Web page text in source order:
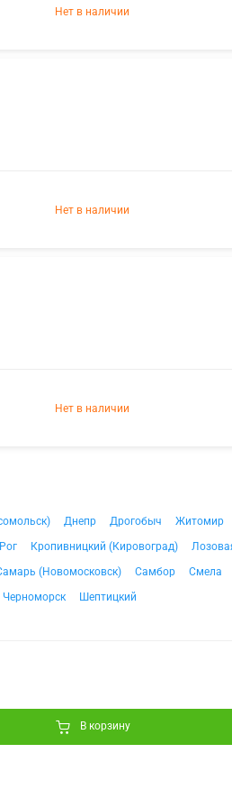
Нет в наличии
Нет в наличии
Нет в наличии
Днепр Дрогобыч
Житомир
Кропивницкий (Кировоград)
(Новомосковск) Самбор Смела
Черноморск Шептицкий
В корзину